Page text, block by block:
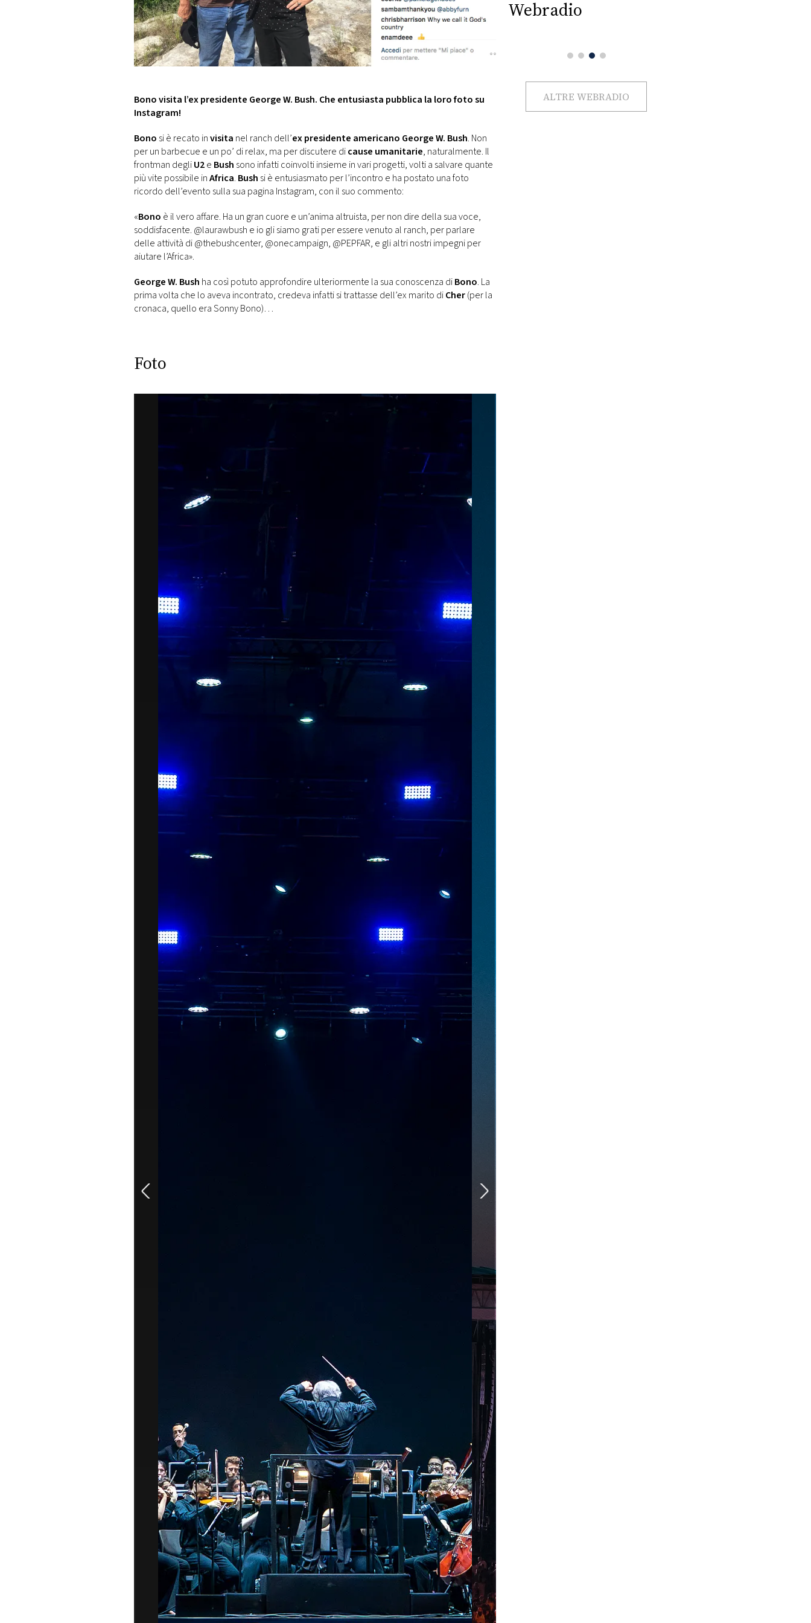
DI
MONACO
RMC
CONSIGLIA
Bono visita l’ex presidente George W. Bush. Che entusiasta pubblica la loro foto su
Instagram!
Bono si è recato invisita nel ranch dell’ex presidente americano George W. Bush. Non
per un barbecue e un po’ di relax, ma per discutere dicause umanitarie, naturalmente. Il
frontman degliU2e Bush sono infatti coinvolti insieme in vari progetti, volti a salvare quante
più vite possibile inAfrica. Bush si è entusiasmato per l’incontro e ha postato una foto
ricordo dell’evento sulla sua pagina Instagram, con il suo commento:
«Bono è il vero affare. Ha un gran cuore e un’anima altruista, per non dire della sua voce,
soddisfacente. @laurawbush e io gli siamo grati per essere venuto al ranch, per parlare
delle attività di @thebushcenter, @onecampaign, @PEPFAR, e gli altri nostri impegni per
aiutare l’Africa».
George W. Bush ha così potuto approfondire ulteriormente la sua conoscenza diBono. La
prima volta che lo aveva incontrato, credeva infatti si trattasse dell’ex marito diCher(per la
cronaca, quello era Sonny Bono)…
Foto
Webradio
ALTRE WEBRADIO